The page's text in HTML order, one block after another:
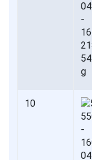
10